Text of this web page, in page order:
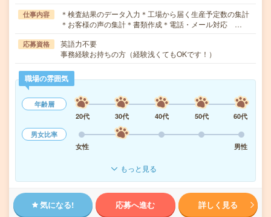
仕事内容
＊検査結果のデータ入力＊工場から届く生産予定数の集計
＊お客様の声の集計＊書類作成＊電話・メール対応 …
応募資格
英語力不要
事務経験お持ちの方（経験浅くてもOKです！）
職場の雰囲気
年齢層
20代
30代 40代 50代
60代
男女比率
女性
男性
もっと見る
気になる! 応募へ進む 詳しく見る